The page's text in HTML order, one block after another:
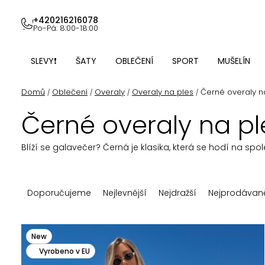
obsah
+420216216078
Po-Pá: 8:00-18:00
SLEVY❗ ŠATY OBLEČENÍ SPORT MUŠELÍN
Domů / Oblečení / Overaly / Overaly na ples / Černé overaly
Černé overaly na
Blíží se galavečer? Černá je klasika, která se hodí na
Ř
z
e
Doporučujeme Nejlevnější Nejdražší
VNew
Vyrobeno v EU